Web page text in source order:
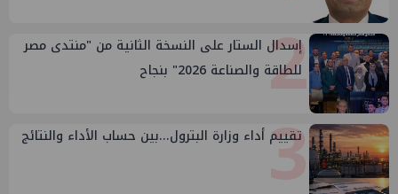
2
إسدال الستار على النسخة الثانية من "منتدى مصر
للطاقة والصناعة 2026" بنجاح
3
تقييم أداء وزارة البترول...بين حساب الأداء والنتائج